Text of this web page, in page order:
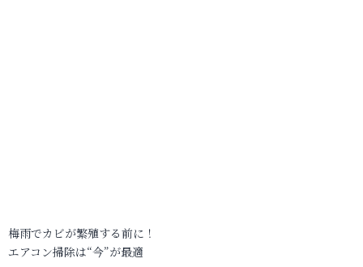
梅雨でカビが繁殖する前に！
エアコン掃除は“今”が最適